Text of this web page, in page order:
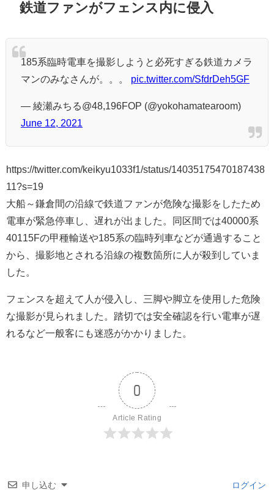
鉄道ファンがフェンス内に侵入
185系臨時電車を撮影しようと必死すぎる鉄道カメラ
マンのみなさんが。。。 pic.twitter.com/SfdrDeh5GF
— 綾瀬みちる@48,196FOP (@yokohamatearoom)
June 12, 2021
https://twitter.com/keikyu1033f1/status/14035175470187438
11?s=19
大船～鎌倉間の沿線で鉄道ファンが危険な撮影をしたため
電車が緊急停車し、遅れが出ました。同区間では40000系
40115Fの甲種輸送や185系の臨時列車などが通過すること
から、撮影地とされる沿線の複数箇所に人が殺到していま
した。
フェンスを超えて人が侵入し、三脚や脚立を使用した危険
な撮影が見られました。踏切では安全確認を行い電車が遅
れるなど一般客にも迷惑がかかりました。
0
Article Rating
申し込む ログイン